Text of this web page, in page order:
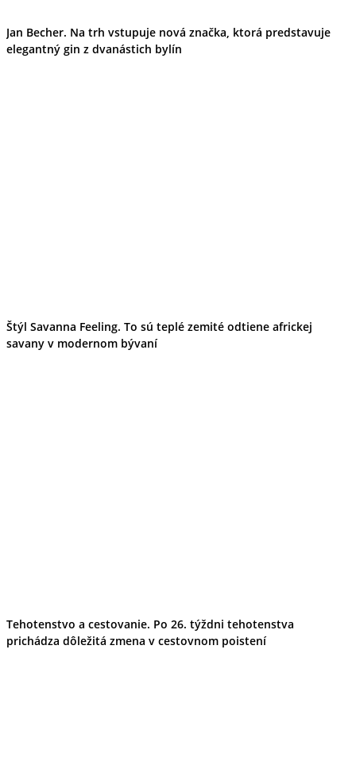
Jan Becher. Na trh vstupuje nová značka, ktorá predstavuje
elegantný gin z dvanástich bylín
Štýl Savanna Feeling. To sú teplé zemité odtiene africkej
savany v modernom bývaní
Tehotenstvo a cestovanie. Po 26. týždni tehotenstva
prichádza dôležitá zmena v cestovnom poistení